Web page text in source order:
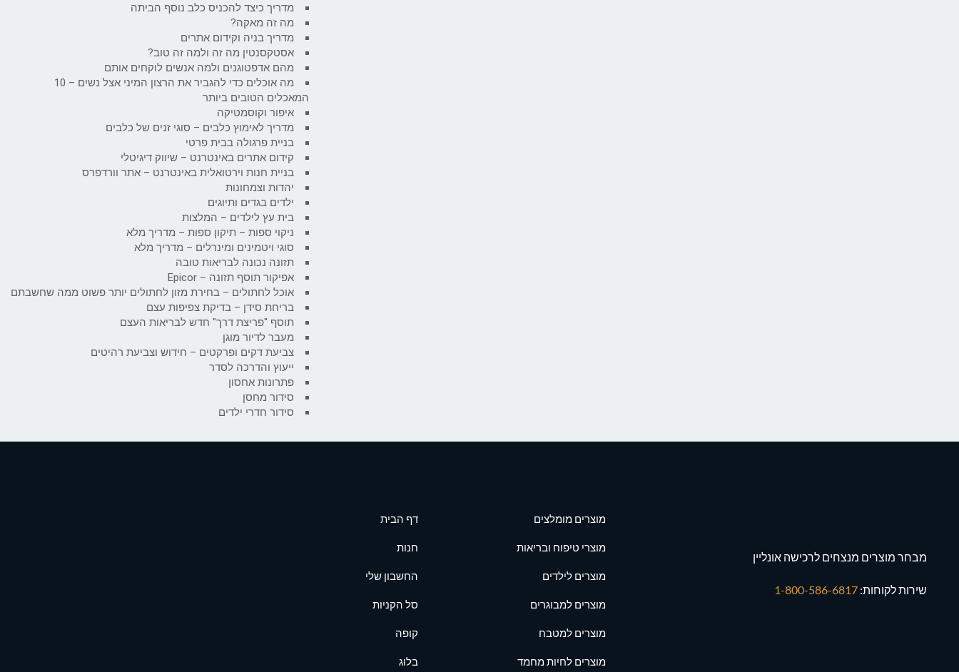
מדריך כיצד להכניס כלב נוסף הביתה
מה זה מאקה?
מדריך בניה וקידום אתרים
אסטקסנטין מה זה ולמה זה טוב?
מהם אדפטוגנים ולמה אנשים לוקחים אותם
מה אוכלים כדי להגביר את הרצון המיני אצל נשים – 10
המאכלים הטובים ביותר
איפור וקוסמטיקה
מדריך לאימוץ כלבים – סוגי זנים של כלבים
בניית פרגולה בבית פרטי
קידום אתרים באינטרנט – שיווק דיגיטלי
בניית חנות וירטואלית באינטרנט – אתר וורדפרס
יהדות וצמחונות
ילדים בגדים ותיוגים
בית עץ לילדים – המלצות
ניקוי ספות – תיקון ספות – מדריך מלא
סוגי ויטמינים ומינרלים – מדריך מלא
תזונה נכונה לבריאות טובה
אפיקור תוסף תזונה – Epicor
אוכל לחתולים – בחירת מזון לחתולים יותר פשוט ממה שחשבתם
בריחת סידן – בדיקת צפיפות עצם
תוסף "פריצת דרך" חדש לבריאות העצם
מעבר לדיור מוגן
צביעת דקים ופרקטים – חידוש וצביעת רהיטים
ייעוץ והדרכה לסדר
פתרונות אחסון
סידור מחסן
סידור חדרי ילדים
מבחר מוצרים מנצחים לרכישה אונליין
שירות לקוחות:
מוצרים מומלצים
מוצרי טיפוח ובריאות
מוצרים לילדים
מוצרים למבוגרים
מוצרים למטבח
מוצרים לחיות מחמד
דף הבית
חנות
החשבון שלי
סל הקניות
קופה
בלוג